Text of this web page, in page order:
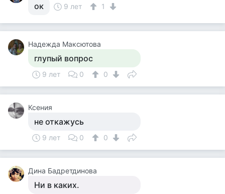
ок 9 лет 1
Надежда Максютова
глупый вопрос
9 лет 0 0
Ксения
не откажусь
9 лет 0 0
Дина Бадретдинова
Ни в каких.